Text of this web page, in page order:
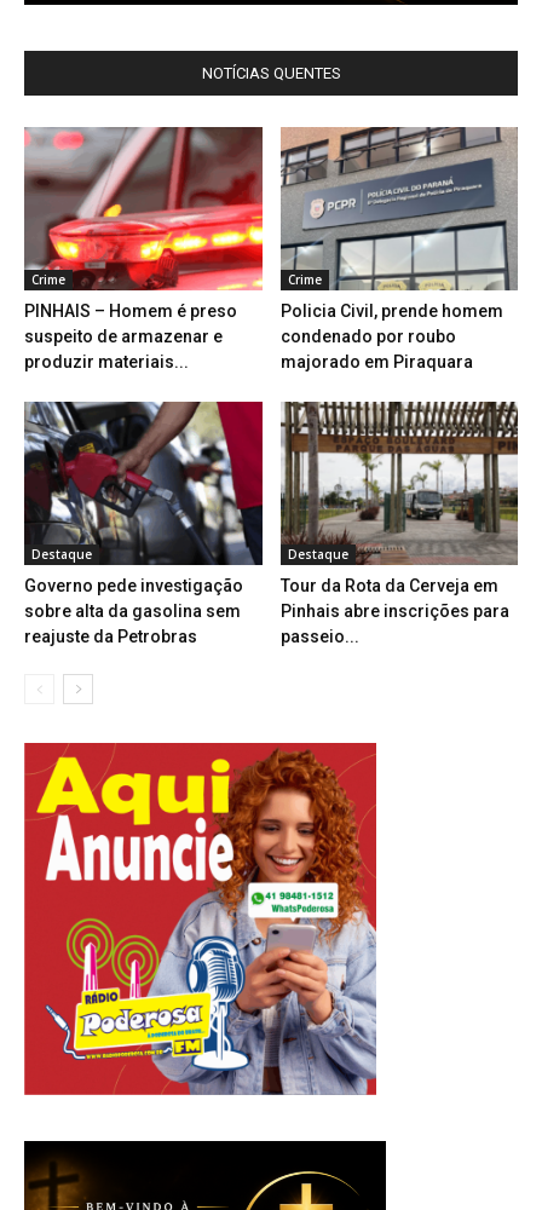
NOTÍCIAS QUENTES
Crime
PINHAIS – Homem é preso
suspeito de armazenar e
produzir materiais...
Crime
Policia Civil, prende homem
condenado por roubo
majorado em Piraquara
Destaque
Governo pede investigação
sobre alta da gasolina sem
reajuste da Petrobras
Destaque
Tour da Rota da Cerveja em
Pinhais abre inscrições para
passeio...